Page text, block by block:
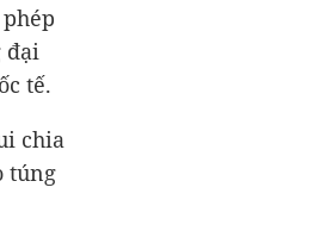
đại
tế.
chia
túng